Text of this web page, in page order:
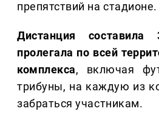
препятствий на стадионе.
Дистанция
пролегала по всей
комплекса, включая
трибуны, на каждую из
забраться участникам.